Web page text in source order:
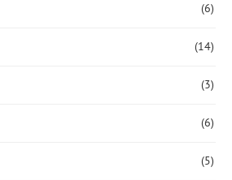
(6)
(14)
(3)
(6)
(5)